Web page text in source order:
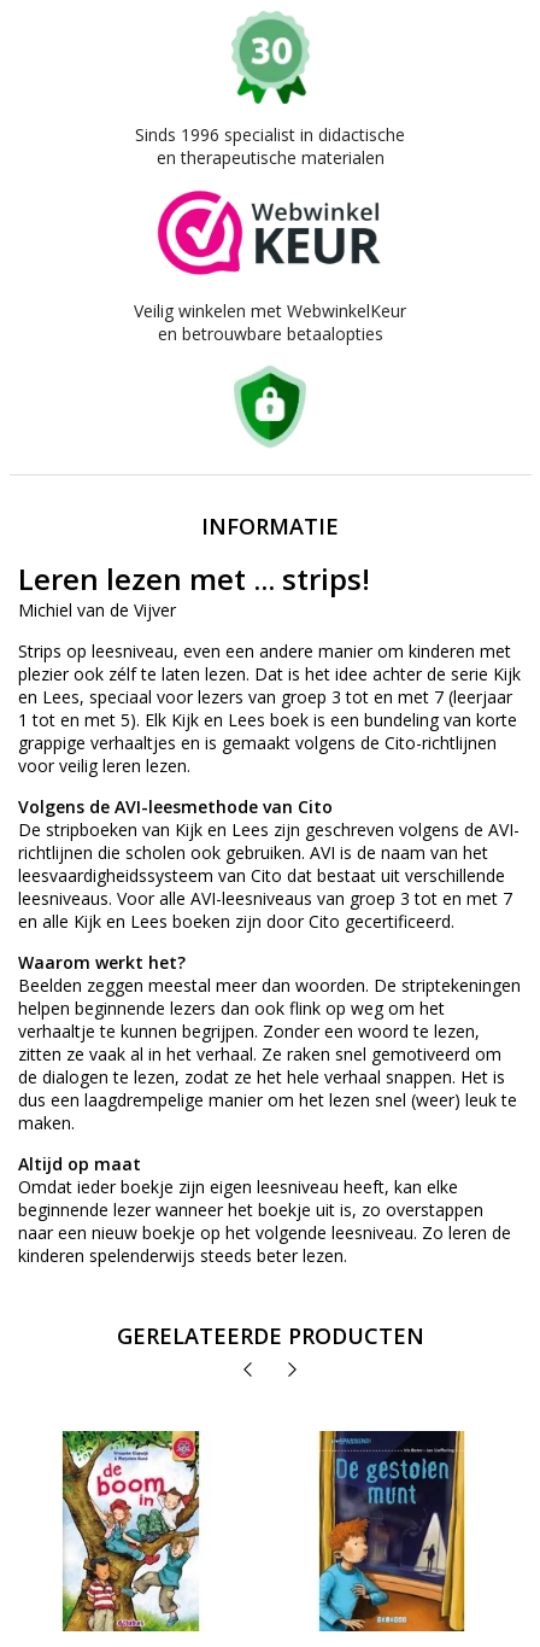
Sinds 1996 specialist in didactische
en therapeutische materialen
Veilig winkelen met WebwinkelKeur
en betrouwbare betaalopties
INFORMATIE
Leren lezen met ... strips!
Michiel van de Vijver
Strips op leesniveau, even een andere manier om kinderen met
plezier ook zélf te laten lezen. Dat is het idee achter de serie Kijk
en Lees, speciaal voor lezers van groep 3 tot en met 7 (leerjaar
1 tot en met 5). Elk Kijk en Lees boek is een bundeling van korte
grappige verhaaltjes en is gemaakt volgens de Cito-richtlijnen
voor veilig leren lezen.
Volgens de AVI-leesmethode van Cito
De stripboeken van Kijk en Lees zijn geschreven volgens de AVI-
richtlijnen die scholen ook gebruiken. AVI is de naam van het
leesvaardigheidssysteem van Cito dat bestaat uit verschillende
leesniveaus. Voor alle AVI-leesniveaus van groep 3 tot en met 7
en alle Kijk en Lees boeken zijn door Cito gecertificeerd.
Waarom werkt het?
Beelden zeggen meestal meer dan woorden. De striptekeningen
helpen beginnende lezers dan ook flink op weg om het
verhaaltje te kunnen begrijpen. Zonder een woord te lezen,
zitten ze vaak al in het verhaal. Ze raken snel gemotiveerd om
de dialogen te lezen, zodat ze het hele verhaal snappen. Het is
dus een laagdrempelige manier om het lezen snel (weer) leuk te
maken.
Altijd op maat
Omdat ieder boekje zijn eigen leesniveau heeft, kan elke
beginnende lezer wanneer het boekje uit is, zo overstappen
naar een nieuw boekje op het volgende leesniveau. Zo leren de
kinderen spelenderwijs steeds beter lezen.
GERELATEERDE PRODUCTEN